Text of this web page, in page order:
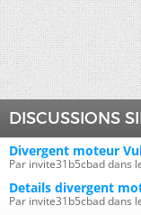
DISCUSSIONS
Divergent moteur
Par invite31b5cbad dans
Details divergent
Par invite31b5cbad dans